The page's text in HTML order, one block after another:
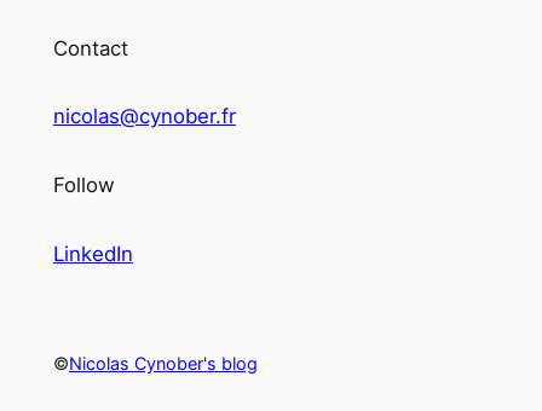
Contact
nicolas@cynober.fr
Follow
LinkedIn
©Nicolas Cynober's blog